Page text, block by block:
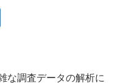
な調査データの解析に